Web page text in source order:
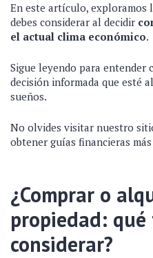
En este artículo, exploramos
debes considerar al decidir
el actual clima económico.
Sigue leyendo para entender
decisión informada que esté
sueños.
No olvides visitar nuestro
obtener guías financieras
¿Comprar o
propiedad:
considerar?